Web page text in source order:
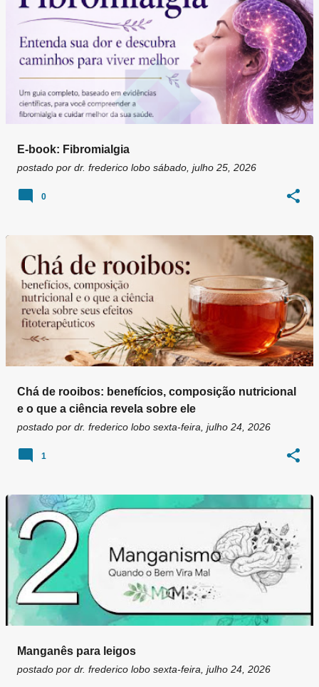
E-book: Fibromialgia
postado por dr. frederico lobo sábado, julho 25, 2026
0
Chá de rooibos: benefícios, composição nutricional
e o que a ciência revela sobre ele
postado por dr. frederico lobo sexta-feira, julho 24, 2026
1
Manganês para leigos
postado por dr. frederico lobo sexta-feira, julho 24, 2026